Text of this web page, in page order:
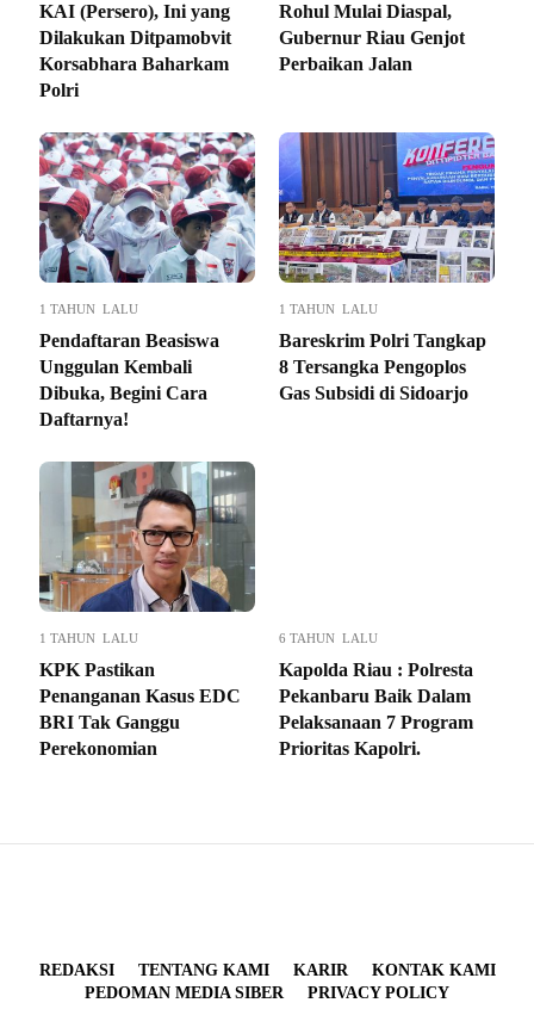
KAI (Persero), Ini yang
Dilakukan Ditpamobvit
Korsabhara Baharkam
Polri
Rohul Mulai Diaspal,
Gubernur Riau Genjot
Perbaikan Jalan
1 TAHUN LALU
Pendaftaran Beasiswa
Unggulan Kembali
Dibuka, Begini Cara
Daftarnya!
1 TAHUN LALU
Bareskrim Polri Tangkap
8 Tersangka Pengoplos
Gas Subsidi di Sidoarjo
1 TAHUN LALU
KPK Pastikan
Penanganan Kasus EDC
BRI Tak Ganggu
Perekonomian
6 TAHUN LALU
Kapolda Riau : Polresta
Pekanbaru Baik Dalam
Pelaksanaan 7 Program
Prioritas Kapolri.
REDAKSI TENTANG KAMI KARIR
KONTAK KAMI
PEDOMAN MEDIA SIBER
PRIVACY POLICY